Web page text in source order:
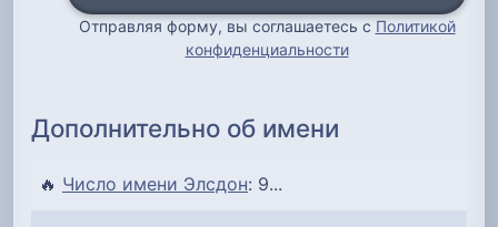
Отправляя форму, вы соглашаетесь с Политикой
конфиденциальности
Дополнительно об имени
🔥 Число имени Элсдон: 9...